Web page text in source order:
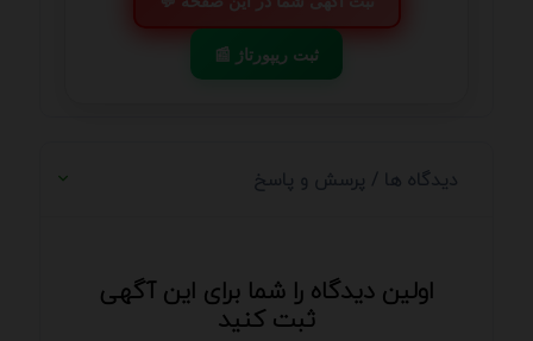
📰 ثبت ریپورتاژ
دیدگاه ها / پرسش و پاسخ
اولین دیدگاه را شما برای این آگهی
ثبت کنید